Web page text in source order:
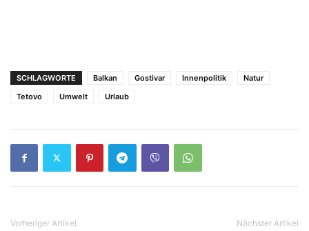
SCHLAGWORTE Balkan Gostivar Innenpolitik
Natur
Tetovo
Umwelt Urlaub
Vorheriger Artikel Nächster Artikel